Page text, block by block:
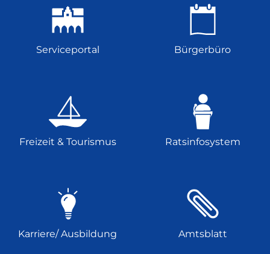
Serviceportal Bürgerbüro
Freizeit & Tourismus Ratsinfosystem
Karriere/ Ausbildung Amtsblatt